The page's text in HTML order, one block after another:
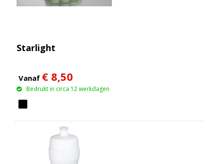
Starlight
Vanaf € 8,50
Bedrukt in circa 12 werkdagen